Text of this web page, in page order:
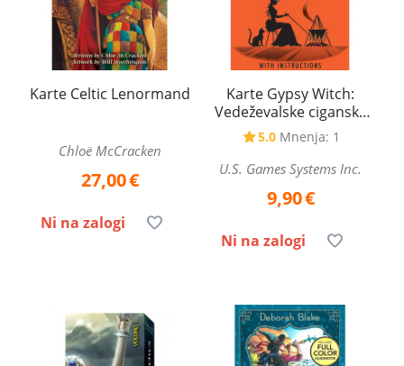
Karte Celtic Lenormand
Chloë McCracken
27,00€
Ni na zalogi
Karte Gypsy Witch:
Vedeževalske ciganske
igralne karte
5.0 Mnenja: 1
U.S. Games Systems Inc.
9,90€
Ni na zalogi